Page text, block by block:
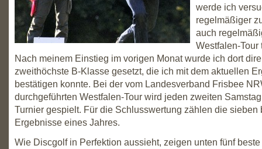
werde ich
regelmäßiger
auch
Westfalen-
Nach meinem Einstieg im vorigen Monat wurde ich dort
zweithöchste B-Klasse gesetzt, die ich mit dem aktuellen
bestätigen konnte. Bei der vom Landesverband Frisbee
durchgeführten Westfalen-Tour wird jeden zweiten
Turnier gespielt. Für die Schlusswertung zählen die sieben
Ergebnisse eines Jahres.
Wie Discgolf in Perfektion aussieht, zeigen unten fünf